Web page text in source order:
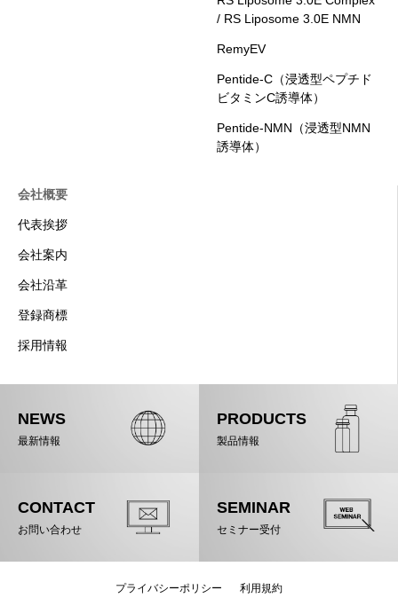
/ RS Liposome 3.0E NMN
RemyEV
Pentide-C（浸透型ペプチド
ビタミンC誘導体）
Pentide-NMN（浸透型NMN
誘導体）
会社概要
代表挨拶
会社案内
会社沿革
登録商標
採用情報
NEWS
最新情報
PRODUCTS
製品情報
CONTACT
お問い合わせ
SEMINAR
セミナー受付
プライバシーポリシー 利用規約